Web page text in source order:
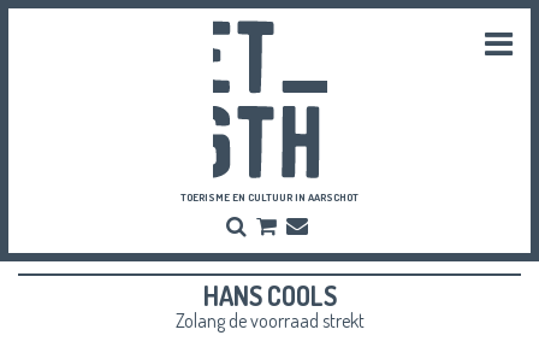
TOERISME EN CULTUUR IN AARSCHOT
Zoeken
Bestel
je
vriendenpassen
en
tickets
Inschrijven
HANS COOLS
Zolang de voorraad strekt